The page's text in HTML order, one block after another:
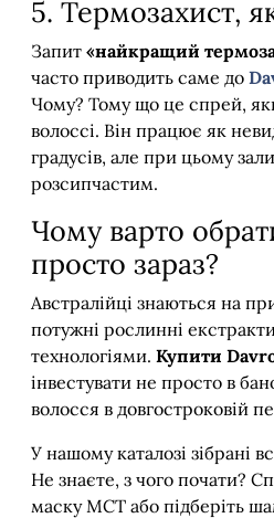
5. Термозахист,
Запит «найкращий
часто приводить саме до
Чому? Тому що це спрей,
волоссі. Він працює як
градусів, але при цьому
розсипчастим.
Чому варто
просто зараз?
Австралійці знаються на
потужні рослинні
технологіями. Купити
інвестувати не просто в
волосся в довгостроковій
У нашому каталозі зібрані
Не знаєте, з чого почати?
маску MCT або підберіть